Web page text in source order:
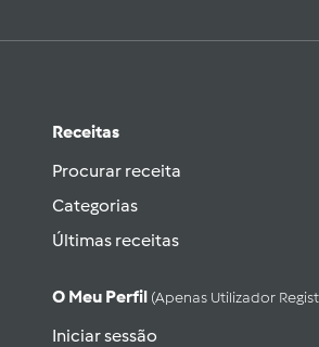
Receitas
Procurar receita
Categorias
Últimas receitas
O Meu Perfil (apenas Utilizador
Iniciar sessão